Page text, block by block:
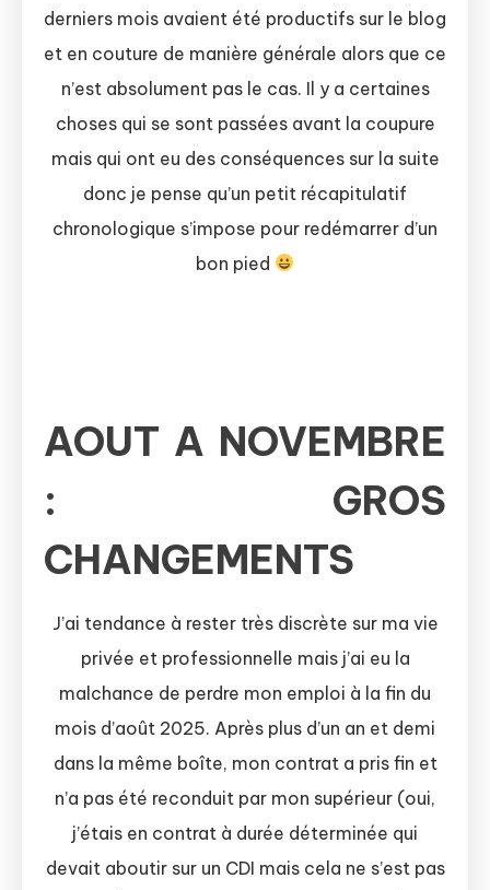
derniers mois avaient été productifs sur le blog
et en couture de manière générale alors que ce
n’est absolument pas le cas. Il y a certaines
choses qui se sont passées avant la coupure
mais qui ont eu des conséquences sur la suite
donc je pense qu’un petit récapitulatif
chronologique s’impose pour redémarrer d’un
bon pied
AOUT A NOVEMBRE
: GROS
CHANGEMENTS
J’ai tendance à rester très discrète sur ma vie
privée et professionnelle mais j’ai eu la
malchance de perdre mon emploi à la fin du
mois d’août 2025. Après plus d’un an et demi
dans la même boîte, mon contrat a pris fin et
n’a pas été reconduit par mon supérieur (oui,
j’étais en contrat à durée déterminée qui
devait aboutir sur un CDI mais cela ne s’est pas